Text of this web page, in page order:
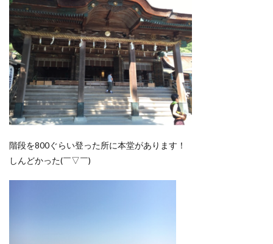
階段を800ぐらい登った所に本堂があります！
しんどかった(￣▽￣)